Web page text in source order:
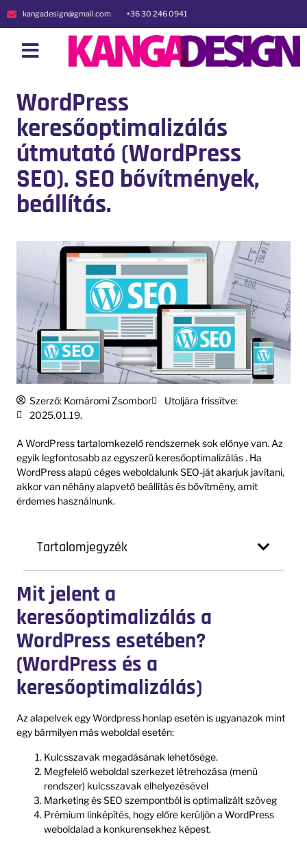
kangadesign@gmail.com +36 30 246 0941
WordPress
keresőoptimalizálás
útmutató (WordPress
SEO). SEO bővítmények,
beállítás.
Szerző: Komáromi Zsombor
Utoljára frissítve:
2025.01.19.
A WordPress tartalomkezelő rendszernek sok előnye van. Az
egyik legfontosabb az egyszerű keresőoptimalizálás . Ha
WordPress alapú céges weboldalunk SEO-ját akarjuk javítani,
akkor van néhány alapvető beállítás és bővítmény, amit
érdemes használnunk.
Tartalomjegyzék
Mit jelent a
keresőoptimalizálás a
WordPress esetében?
(WordPress és a
keresőoptimalizálás)
Az alapelvek egy Wordpress honlap esetén is ugyanazok mint
egy bármilyen más weboldal esetén:
Kulcsszavak megadásának lehetősége.
Megfelelő weboldal szerkezet létrehozása (menü
rendszer) kulcsszavak elhelyezésével
Marketing és SEO szempontból is optimalizált szöveg
Prémium linképítés, hogy előre kerüljön a WordPress
weboldalad a konkurensekhez képest.